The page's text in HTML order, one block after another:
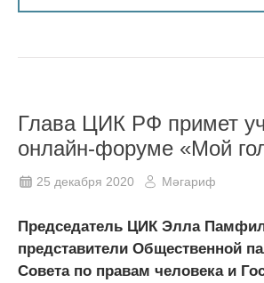
Глава ЦИК РФ примет
онлайн-форуме «Мой
25 декабря 2020 Мәгариф
Председатель ЦИК Элла
представители Общественной
Совета по правам человека и